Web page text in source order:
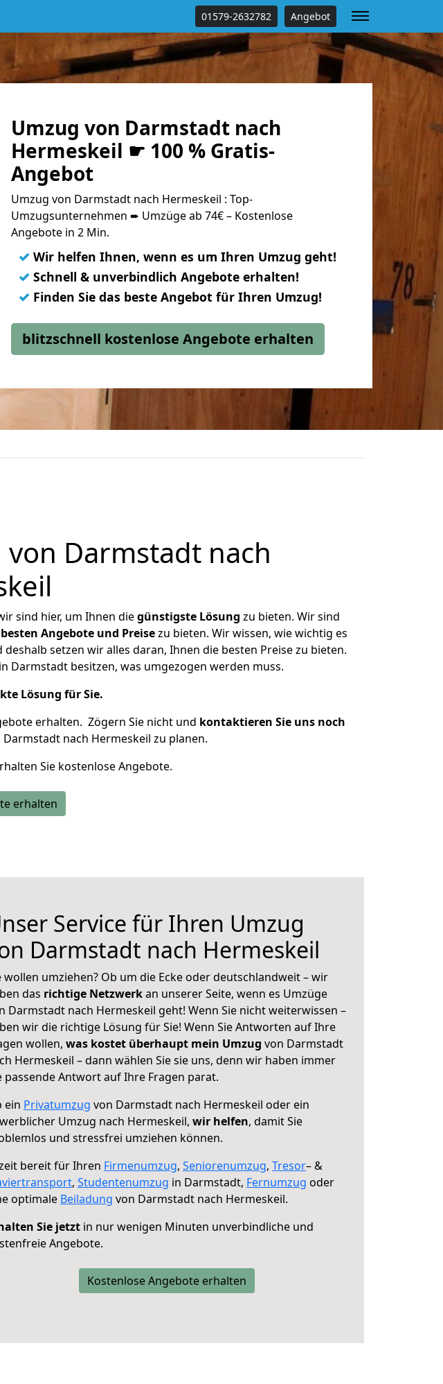
01579-2632782 Angebot
Umzug von Darmstadt nach
Hermeskeil ☛ 100 % Gratis-
Angebot
Umzug von Darmstadt nach Hermeskeil : Top-
Umzugsunternehmen ➨ Umzüge ab 74€ – Kostenlose
Angebote in 2 Min.
✓ Wir helfen Ihnen, wenn es um Ihren Umzug geht!
✓ Schnell & unverbindlich Angebote erhalten!
✓ Finden Sie das beste Angebot für Ihren Umzug!
blitzschnell kostenlose Angebote erhalten
Darmstadt nach
sind hier, um Ihnen diegünstigste Lösung zu bieten. Wir sind
Angebote und Preisezu bieten. Wir wissen, wie wichtig es
setzen wir alles daran, Ihnen die besten Preise zu bieten.
Darmstadt besitzen, was umgezogen werden muss.
Lösung für Sie.
erhalten. Zögern Sie nicht und kontaktieren Sie uns noch
nach Hermeskeil zu planen.
Sie kostenlose Angebote.
erhalten
Service für Ihren Umzug
Darmstadt nach Hermeskeil
wollen umziehen? Ob um die Ecke oder deutschlandweit – wir
das richtige Netzwerkan unserer Seite, wenn es Umzüge
Darmstadt nach Hermeskeil geht! Wenn Sie nicht weiterwissen –
wir die richtige Lösung für Sie! Wenn Sie Antworten auf Ihre
wollen, was kostet überhaupt mein Umzug von Darmstadt
Hermeskeil – dann wählen Sie sie uns, denn wir haben immer
passende Antwort auf Ihre Fragen parat.
ein Privatumzug von Darmstadt nach Hermeskeil oder ein
Umzug nach Hermeskeil, wir helfen, damit Sie
und stressfrei umziehen können.
bereit für Ihren Firmenumzug, Seniorenumzug, Tresor– &
, Studentenumzug in Darmstadt, Fernumzug oder
optimale Beiladung von Darmstadt nach Hermeskeil.
Sie jetzt in nur wenigen Minuten unverbindliche und
Angebote.
Kostenlose Angebote erhalten